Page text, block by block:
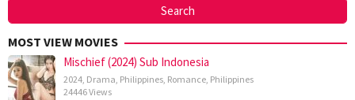
MOST VIEW MOVIES
Mischief (2024) Sub Indonesia
2024 Drama Philippines Romance Philippines
24446 Views